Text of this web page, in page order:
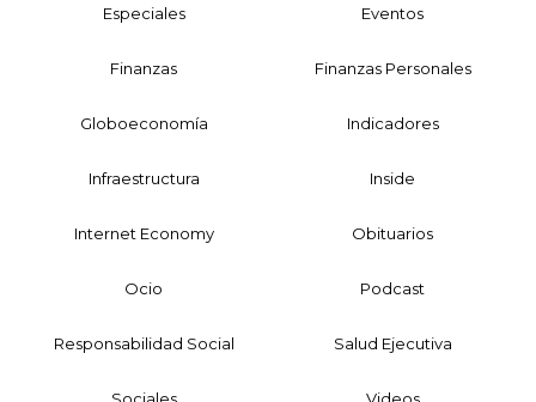
Especiales Eventos
Finanzas Finanzas Personales
Globoeconomía Indicadores
Infraestructura Inside
Internet Economy Obituarios
Ocio Podcast
Responsabilidad Social Salud Ejecutiva
Sociales Videos